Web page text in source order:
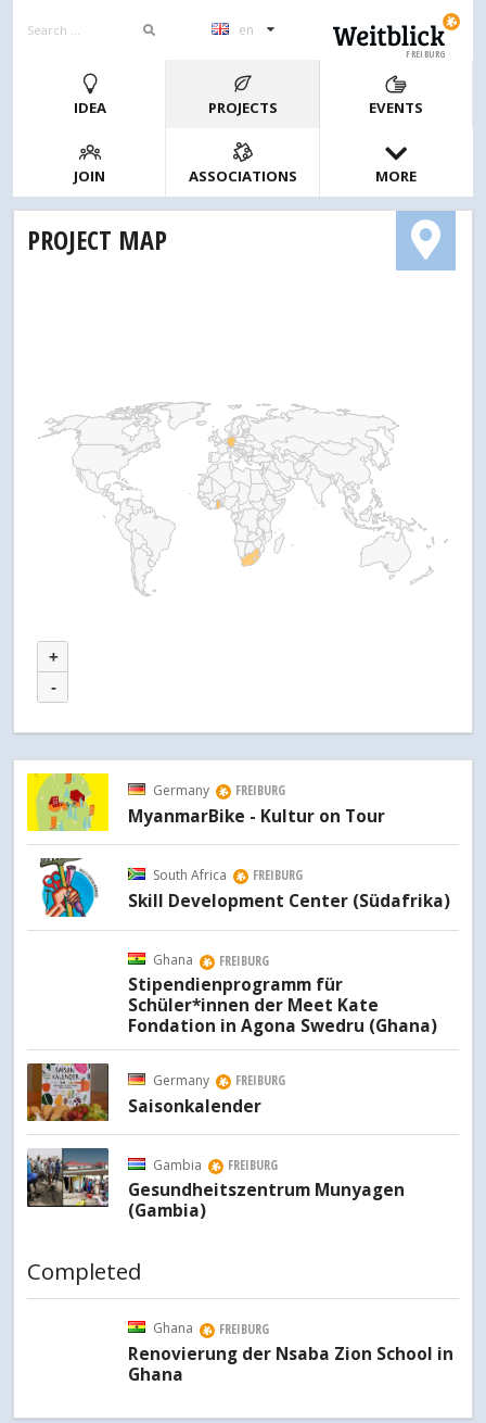
en
FREIBURG
IDEA PROJECTS EVENTS
JOIN ASSOCIATIONS MORE
PROJECT MAP
+
-
Germany FREIBURG
MyanmarBike - Kultur on Tour
South Africa FREIBURG
Skill Development Center (Südafrika)
Ghana FREIBURG
Stipendienprogramm für
Schüler*innen der Meet Kate
Fondation in Agona Swedru (Ghana)
Germany FREIBURG
Saisonkalender
Gambia FREIBURG
Gesundheitszentrum Munyagen
(Gambia)
Completed
Ghana FREIBURG
Renovierung der Nsaba Zion School in
Ghana